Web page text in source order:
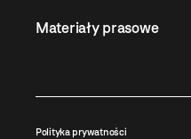
Materiały prasowe
Polityka prywatności